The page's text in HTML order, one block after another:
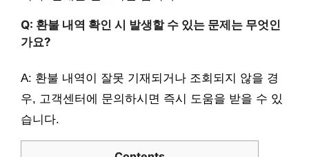
Q: 환불 내역 확인 시 발생할 수 있는 문제는 무엇인
가요?
A: 환불 내역이 잘못 기재되거나 조회되지 않을 경
우, 고객센터에 문의하시면 즉시 도움을 받을 수 있
습니다.